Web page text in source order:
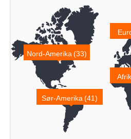
Nord-Amerika (33)
Sør-Amerika (41)